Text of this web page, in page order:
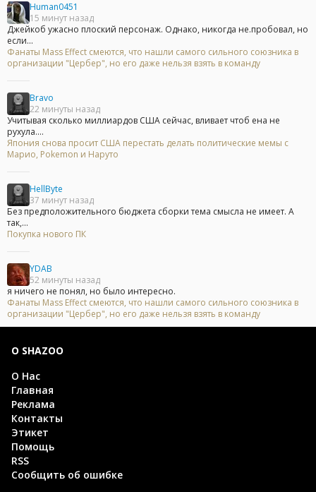
Human0451
15 минут назад
Джейкоб ужасно плоский персонаж. Однако, никогда не.пробовал, но
если...
Фанаты Mass Effect смеются, что нашли самого сильного союзника в
организации "Цербер", но его даже нельзя взять в команду
Bravo
22 минуты назад
Учитывая сколько миллиардов США сейчас, вливает чтоб ена не
рухула....
Япония снова просит США перестать делать политические мемы с
Марио, Pokemon и Наруто
HellByte
37 минут назад
Без предположительного бюджета сборки тема смысла не имеет. А
так,...
Покупка нового ПК
YDAB
52 минуты назад
я ничего не понял, но было интересно.
Фанаты Mass Effect смеются, что нашли самого сильного союзника в
организации "Цербер", но его даже нельзя взять в команду
О SHAZOO
О Нас
Главная
Реклама
Контакты
Этикет
Помощь
RSS
Сообщить об ошибке